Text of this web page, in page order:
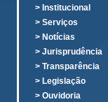
> Institucional
> Serviços
> Notícias
> Jurisprudência
> Transparência
> Legislação
> Ouvidoria